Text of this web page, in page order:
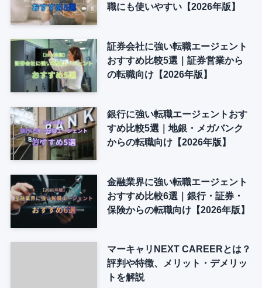
職にも使いやすい【2026年版】
証券会社に強い転職エージェント
おすすめ比較5選｜証券営業から
の転職向け【2026年版】
銀行に強い転職エージェントおす
すめ比較5選｜地銀・メガバンク
からの転職向け【2026年版】
金融業界に強い転職エージェント
おすすめ比較6選｜銀行・証券・
保険からの転職向け【2026年版】
マーキャリNEXT CAREERとは？
評判や特徴、メリット・デメリッ
トを解説